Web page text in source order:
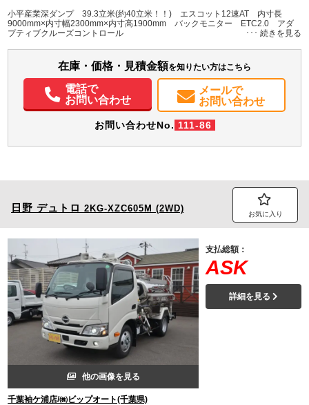
千葉県
W:2,300
H:1,900
W:2,490
H:3,780
無
パワステ パワーウィンドウ ABS エアバッグ
アルミホイール
集中ドアロック
電動格納ミラー ETC バックモニター
取扱説明書（一部含む）
メンテナンスノート（保証書）
小平産業深ダンプ 39.3立米(約40立米！！) エスコット12速AT 内寸長
9000mm×内寸幅2300mm×内寸高1900mm バックモニター ETC2.0 アダ
プティブクルーズコントロール
在庫・価格・見積金額を知りたい方はこちら
電話で
お問い合わせ
メールで
お問い合わせ
お問い合わせNo. 111-86
日野 デュトロ 2KG-XZC605M (2WD)
お気に入り
他の画像を見る
千葉袖ケ浦店/㈱ビップオート(千葉県)
支払総額：
ASK
詳細を見る